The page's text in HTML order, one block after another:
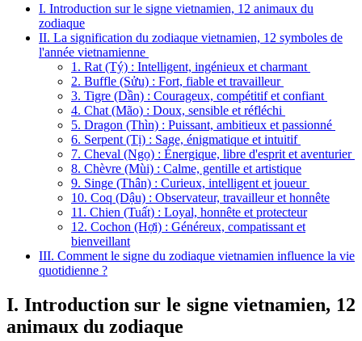
I. Introduction sur le signe vietnamien, 12 animaux du
zodiaque
II. La signification du zodiaque vietnamien, 12 symboles de
l'année vietnamienne
1. Rat (Tý) : Intelligent, ingénieux et charmant
2. Buffle (Sửu) : Fort, fiable et travailleur
3. Tigre (Dần) : Courageux, compétitif et confiant
4. Chat (Mão) : Doux, sensible et réfléchi
5. Dragon (Thìn) : Puissant, ambitieux et passionné
6. Serpent (Tị) : Sage, énigmatique et intuitif
7. Cheval (Ngọ) : Énergique, libre d'esprit et aventurier
8. Chèvre (Mùi) : Calme, gentille et artistique
9. Singe (Thân) : Curieux, intelligent et joueur
10. Coq (Dậu) : Observateur, travailleur et honnête
11. Chien (Tuất) : Loyal, honnête et protecteur
12. Cochon (Hợi) : Généreux, compatissant et
bienveillant
III. Comment le signe du zodiaque vietnamien influence la vie
quotidienne ?
I. Introduction sur le signe vietnamien, 12
animaux du zodiaque